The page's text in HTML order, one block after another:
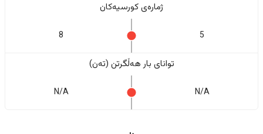
ژمارەی کورسیەکان
5
8
تواناى بار هەڵگرتن (تەن)
N/A
N/A